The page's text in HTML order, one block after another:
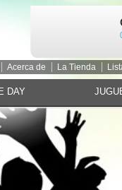
Acerca de La Tienda
DAY